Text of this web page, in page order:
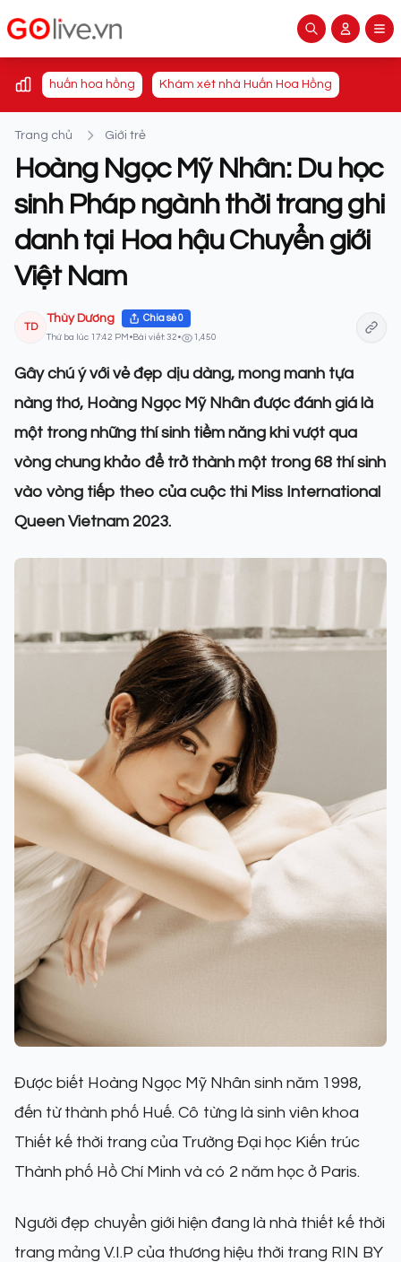
huấn hoa hồng Khám xét nhà Huấn Hoa Hồng
Trang chủ Giới trẻ
Hoàng Ngọc Mỹ Nhân: Du học
sinh Pháp ngành thời trang ghi
danh tại Hoa hậu Chuyển giới
Việt Nam
TD
Thùy Dương Chia sẻ0
Thứ ba lúc 17:42 PM • Bài viết: 32 • 1,450
Gây chú ý với vẻ đẹp dịu dàng, mong manh tựa
nàng thơ, Hoàng Ngọc Mỹ Nhân được đánh giá là
một trong những thí sinh tiềm năng khi vượt qua
vòng chung khảo để trở thành một trong 68 thí sinh
vào vòng tiếp theo của cuộc thi Miss International
Queen Vietnam 2023.
Được biết Hoàng Ngọc Mỹ Nhân sinh năm 1998,
đến từ thành phố Huế. Cô từng là sinh viên khoa
Thiết kế thời trang của Trường Đại học Kiến trúc
Thành phố Hồ Chí Minh và có 2 năm học ở Paris.
Người đẹp chuyển giới hiện đang là nhà thiết kế thời
trang mảng V.I.P của thương hiệu thời trang RIN BY